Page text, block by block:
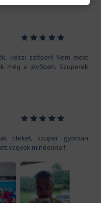
12345
köszi szépen! Nem most
még a jövőben. Szuperek
12345
titeket, szuper gyorsan
vagyok mindennel!